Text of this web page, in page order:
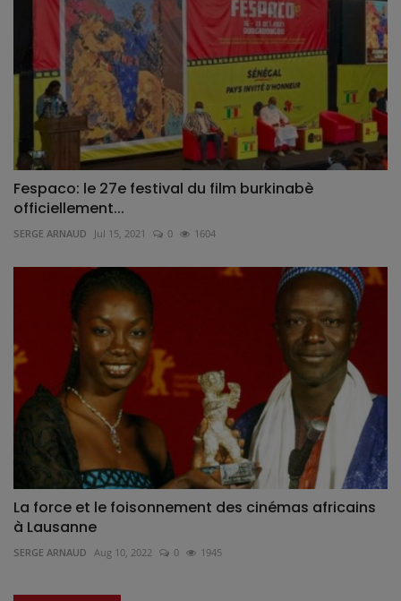
Fespaco: le 27e festival du film burkinabè
officiellement...
SERGE ARNAUD Jul 15, 2021 0 1604
La force et le foisonnement des cinémas africains
à Lausanne
SERGE ARNAUD Aug 10, 2022 0 1945